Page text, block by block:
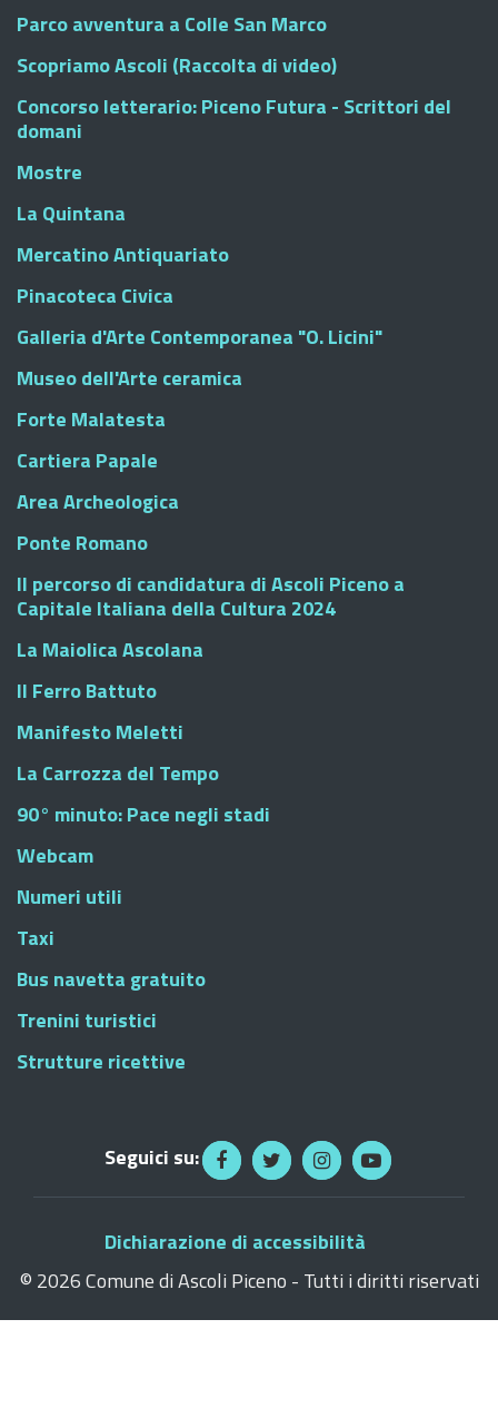
Parco avventura a Colle San Marco
Scopriamo Ascoli (Raccolta di video)
Concorso letterario: Piceno Futura - Scrittori del
domani
Mostre
La Quintana
Mercatino Antiquariato
Pinacoteca Civica
Galleria d'Arte Contemporanea "O. Licini"
Museo dell'Arte ceramica
Forte Malatesta
Cartiera Papale
Area Archeologica
Ponte Romano
Il percorso di candidatura di Ascoli Piceno a
Capitale Italiana della Cultura 2024
La Maiolica Ascolana
Il Ferro Battuto
Manifesto Meletti
La Carrozza del Tempo
90° minuto: Pace negli stadi
Webcam
Numeri utili
Taxi
Bus navetta gratuito
Trenini turistici
Strutture ricettive
Seguici su:
Dichiarazione di accessibilità
© 2026 Comune di Ascoli Piceno - Tutti i diritti riservati